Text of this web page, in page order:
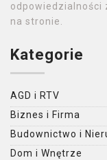
odpowiedzialności
na stronie.
Kategorie
AGD i RTV
Biznes i Firma
Budownictwo i
Dom i Wnętrze